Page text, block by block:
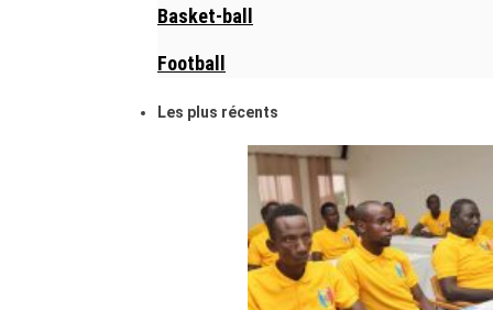
Basket-ball
Football
Les plus récents